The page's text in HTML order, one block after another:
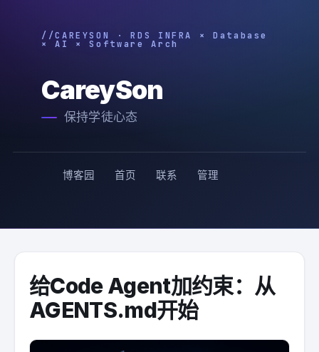
CareySon
保持学徒心态
博客园 首页 联系 管理
给Code Agent加约束：从
AGENTS.md开始